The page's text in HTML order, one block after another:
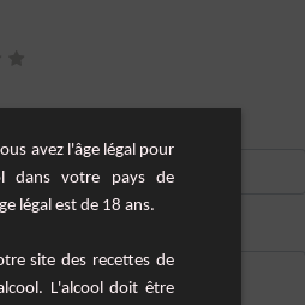
avez l'âge légal pour
dans votre pays de
légal est de 18 ans.
site des recettes de
L'alcool doit être